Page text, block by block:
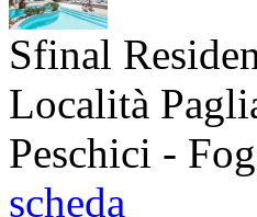
Sfinal
Località
Peschici -
scheda